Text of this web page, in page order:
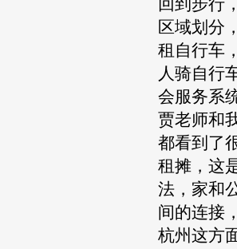
回到步行
区域划分
租自行车
人骑自行
会服务系
贾老师和
都看到了
租摊，这
法，家和
间的连接
杭州这方